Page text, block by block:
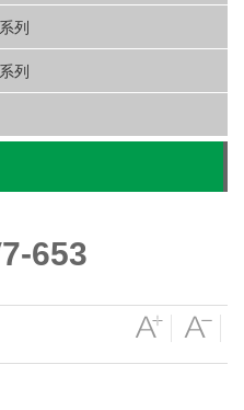
列
列
653